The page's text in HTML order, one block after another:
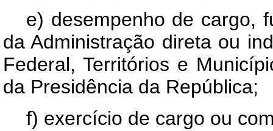
e) desempenho de cargo,
da Administração direta ou
Federal, Territórios e
da Presidência da República;
f) exercício de cargo ou